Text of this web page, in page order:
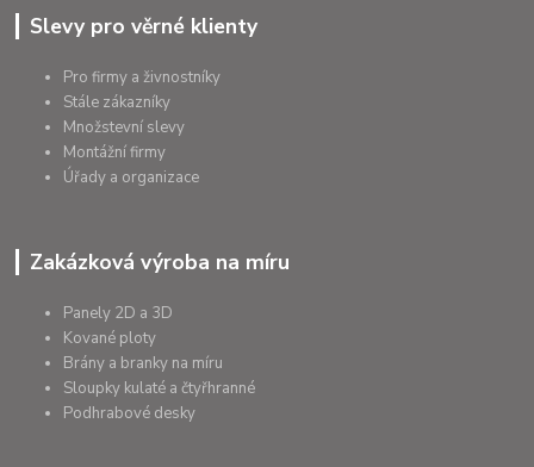
Slevy pro věrné klienty
Pro firmy a živnostníky
Stále zákazníky
Množstevní slevy
Montážní firmy
Úřady a organizace
Zakázková výroba na míru
Panely 2D a 3D
Kované ploty
Brány a branky na míru
Sloupky kulaté a čtyřhranné
Podhrabové desky